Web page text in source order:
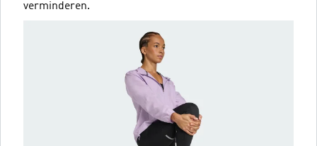
verminderen.